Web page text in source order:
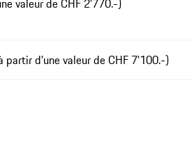
partir d'une valeur de CHF 7'100.-)